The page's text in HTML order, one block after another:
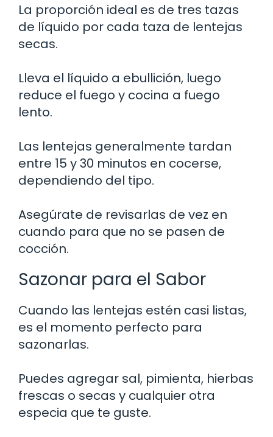
La proporción ideal es de tres tazas
de líquido por cada taza de lentejas
secas.
Lleva el líquido a ebullición, luego
reduce el fuego y cocina a fuego
lento.
Las lentejas generalmente tardan
entre 15 y 30 minutos en cocerse,
dependiendo del tipo.
Asegúrate de revisarlas de vez en
cuando para que no se pasen de
cocción.
Sazonar para el Sabor
Cuando las lentejas estén casi listas,
es el momento perfecto para
sazonarlas.
Puedes agregar sal, pimienta, hierbas
frescas o secas y cualquier otra
especia que te guste.